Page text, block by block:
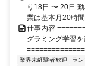
り18日 〜 20日
業は基本月20時間
仕事内容
グラミング学習
業界未経験者歓迎 ラ